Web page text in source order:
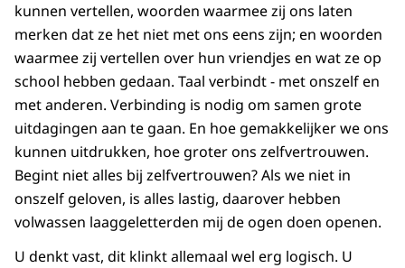
kunnen vertellen, woorden waarmee zij ons laten
merken dat ze het niet met ons eens zijn; en woorden
waarmee zij vertellen over hun vriendjes en wat ze op
school hebben gedaan. Taal verbindt - met onszelf en
met anderen. Verbinding is nodig om samen grote
uitdagingen aan te gaan. En hoe gemakkelijker we ons
kunnen uitdrukken, hoe groter ons zelfvertrouwen.
Begint niet alles bij zelfvertrouwen? Als we niet in
onszelf geloven, is alles lastig, daarover hebben
volwassen laaggeletterden mij de ogen doen openen.
U denkt vast, dit klinkt allemaal wel erg logisch. U